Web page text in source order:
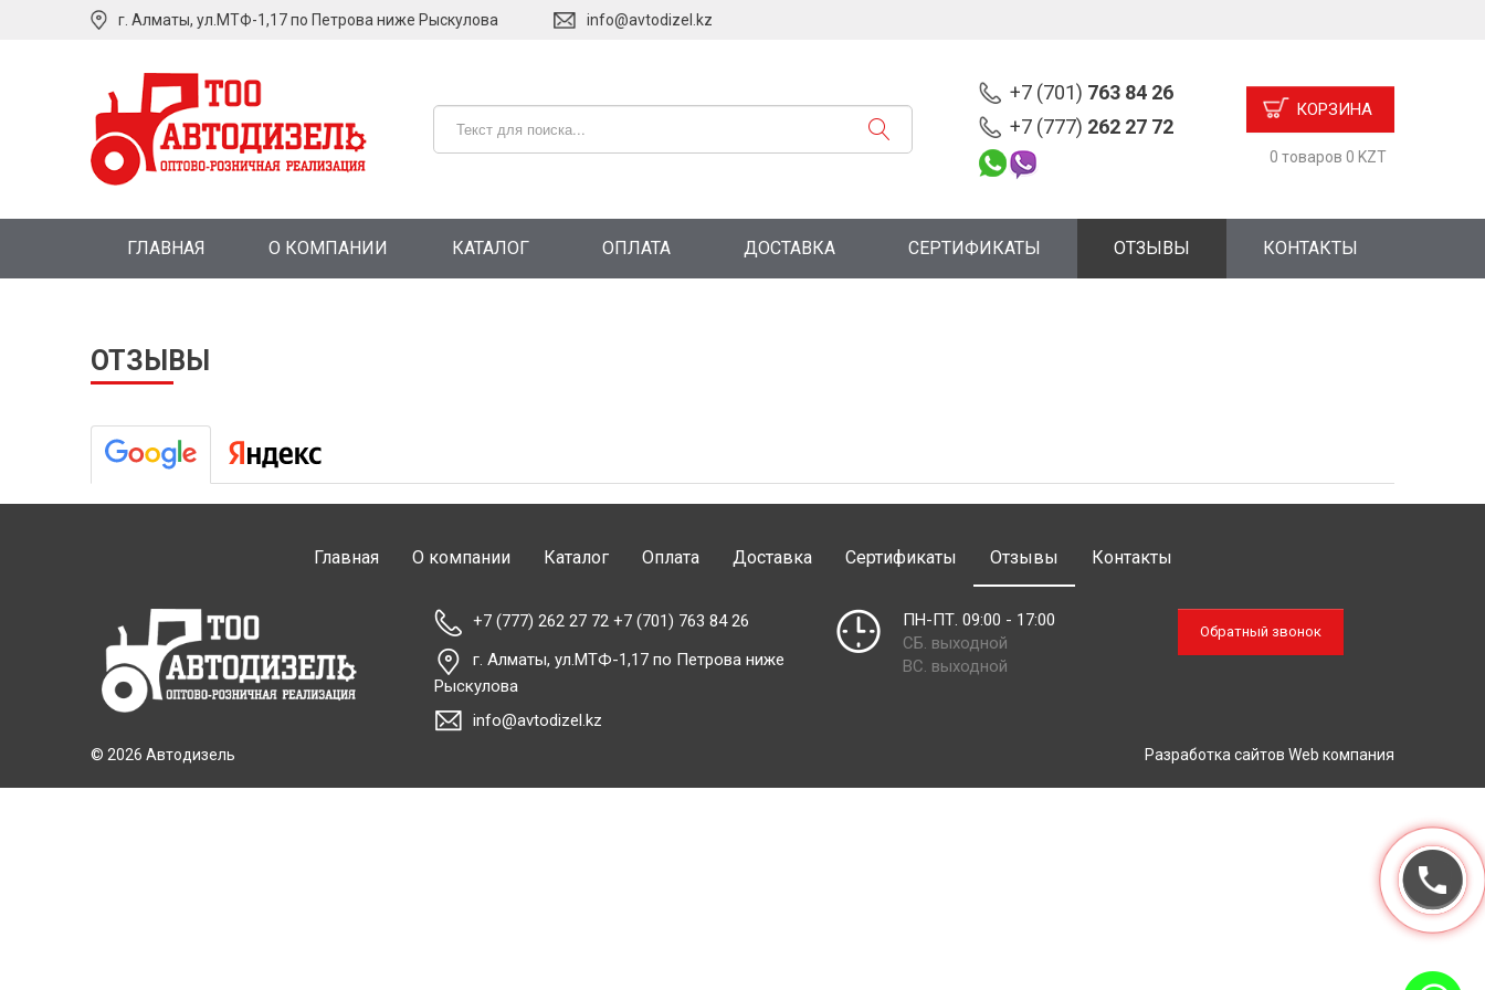
г. Алматы, ул.МТФ-1,17 по Петрова ниже Рыскулова info@avtodizel.kz
+7 (701) 763 84 26
+7 (777) 262 27 72
КОРЗИНА
0 товаров 0 KZT
ГЛАВНАЯ О КОМПАНИИ КАТАЛОГ ОПЛАТА ДОСТАВКА СЕРТИФИКАТЫ ОТЗЫВЫ КОНТАКТЫ
ОТЗЫВЫ
Главная О компании Каталог Оплата Доставка Сертификаты Отзывы Контакты
+7 (777) 262 27 72 +7 (701) 763 84 26
г. Алматы, ул.МТФ-1,17 по Петрова ниже
Рыскулова
info@avtodizel.kz
ПН-ПТ. 09:00 - 17:00
СБ. выходной
ВС. выходной
Обратный звонок
© 2026 Автодизель Разработка сайтов Web компания